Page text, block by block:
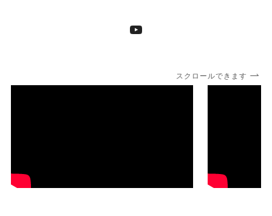
YouTube
スクロールできます